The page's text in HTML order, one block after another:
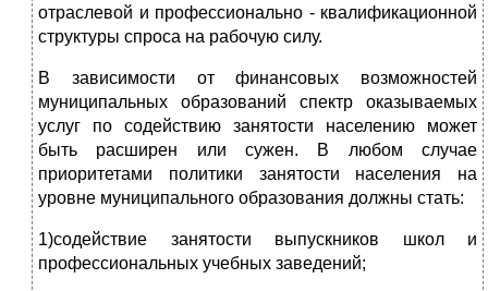
отраслевой и профессионально - квалификационной
структуры спроса на рабочую силу.
В зависимости от финансовых возможностей
муниципальных образований спектр оказываемых
услуг по содействию занятости населению может
быть расширен или сужен. В любом случае
приоритетами политики занятости населения на
уровне муниципального образования должны стать:
1)содействие занятости выпускников школ и
профессиональных учебных заведений;